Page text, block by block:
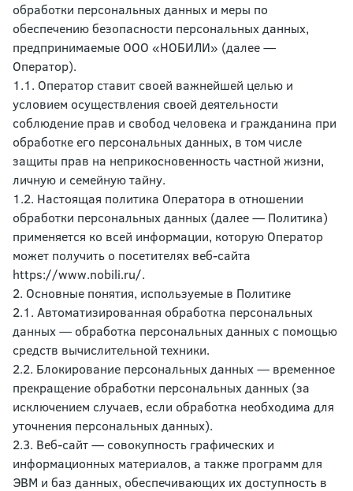
обработки персональных данных и меры по
обеспечению безопасности персональных данных,
предпринимаемые ООО «НОБИЛИ» (далее —
Оператор).
1.1. Оператор ставит своей важнейшей целью и
условием осуществления своей деятельности
соблюдение прав и свобод человека и гражданина при
обработке его персональных данных, в том числе
защиты прав на неприкосновенность частной жизни,
личную и семейную тайну.
1.2. Настоящая политика Оператора в отношении
обработки персональных данных (далее — Политика)
применяется ко всей информации, которую Оператор
может получить о посетителях веб-сайта
https://www.nobili.ru/.
2. Основные понятия, используемые в Политике
2.1. Автоматизированная обработка персональных
данных — обработка персональных данных с помощью
средств вычислительной техники.
2.2. Блокирование персональных данных — временное
прекращение обработки персональных данных (за
исключением случаев, если обработка необходима для
уточнения персональных данных).
2.3. Веб-сайт — совокупность графических и
информационных материалов, а также программ для
ЭВМ и баз данных, обеспечивающих их доступность в